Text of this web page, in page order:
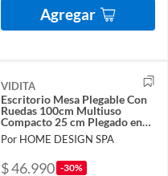
Agregar
VIDITA
Escritorio Mesa Plegable Con
Ruedas 100cm Multiuso
Compacto 25 cm Plegado en
10 Segundos
Por HOME DESIGN SPA
$ 46.990 -30%